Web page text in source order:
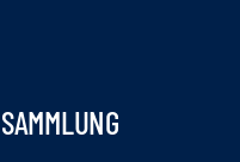
SAMMLUNG